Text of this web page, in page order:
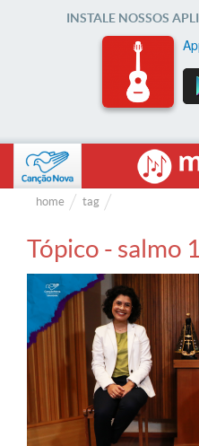
INSTALE NOSSOS
home tag
Tópico - salmo